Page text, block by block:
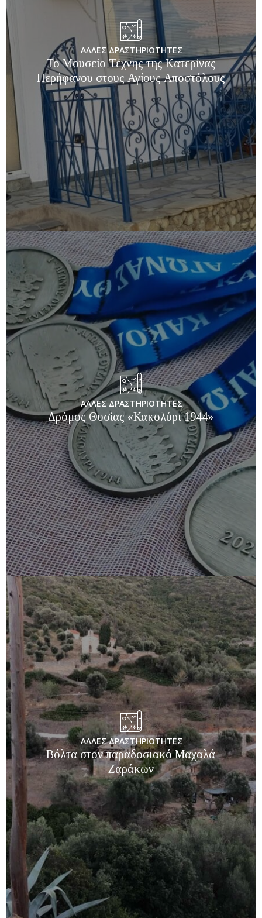
ΑΛΛΕΣ ΔΡΑΣΤΗΡΙΟΤΗΤΕΣ
Το Μουσείο Τέχνης της Kατερίνας
Περήφανου στους Αγίους Αποστόλους
ΑΛΛΕΣ ΔΡΑΣΤΗΡΙΟΤΗΤΕΣ
Δρόμος Θυσίας «Κακολύρι 1944»
ΑΛΛΕΣ ΔΡΑΣΤΗΡΙΟΤΗΤΕΣ
Βόλτα στον παραδοσιακό Μαχαλά
Ζαράκων